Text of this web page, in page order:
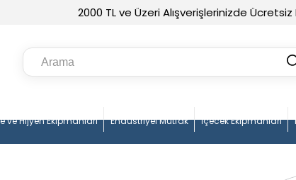
2000 TL ve Üzeri Alışverişlerinizde
ve Hijyen Ekipmanları Endüstriyel Mutfak İçecek Ekipmanları